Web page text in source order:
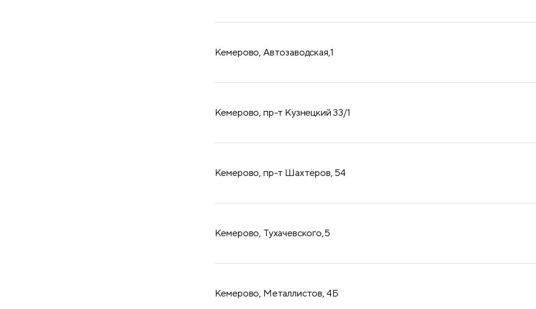
​Кемерово, Автозаводская,1
​Кемерово, пр-т Кузнецкий 33/1
​Кемерово, пр-т Шахтёров, 54
​Кемерово, Тухачевского,5
​Кемерово, Металлистов, 4Б